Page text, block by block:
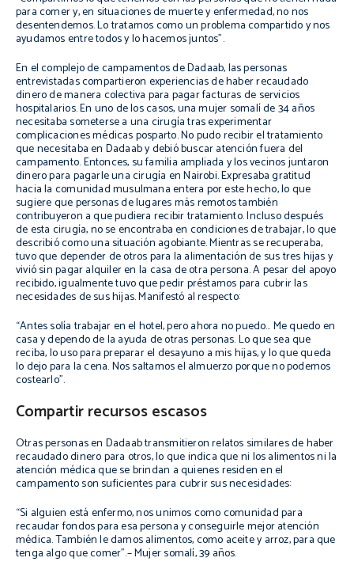
para comer y, en situaciones de muerte y enfermedad, no nos
desentendemos. Lo tratamos como un problema compartido y nos
ayudamos entre todos y lo hacemos juntos”.
En el complejo de campamentos de Dadaab, las personas
entrevistadas compartieron experiencias de haber recaudado
dinero de manera colectiva para pagar facturas de servicios
hospitalarios. En uno de los casos, una mujer somalí de 34 años
necesitaba someterse a una cirugía tras experimentar
complicaciones médicas posparto. No pudo recibir el tratamiento
que necesitaba en Dadaab y debió buscar atención fuera del
campamento. Entonces, su familia ampliada y los vecinos juntaron
dinero para pagarle una cirugía en Nairobi. Expresaba gratitud
hacia la comunidad musulmana entera por este hecho, lo que
sugiere que personas de lugares más remotos también
contribuyeron a que pudiera recibir tratamiento. Incluso después
de esta cirugía, no se encontraba en condiciones de trabajar, lo que
describió como una situación agobiante. Mientras se recuperaba,
tuvo que depender de otros para la alimentación de sus tres hijas y
vivió sin pagar alquiler en la casa de otra persona. A pesar del apoyo
recibido, igualmente tuvo que pedir préstamos para cubrir las
necesidades de sus hijas. Manifestó al respecto:
“Antes solía trabajar en el hotel, pero ahora no puedo… Me quedo en
casa y dependo de la ayuda de otras personas. Lo que sea que
reciba, lo uso para preparar el desayuno a mis hijas, y lo que queda
lo dejo para la cena. Nos saltamos el almuerzo porque no podemos
costearlo”.
Compartir recursos escasos
Otras personas en Dadaab transmitieron relatos similares de haber
recaudado dinero para otros, lo que indica que ni los alimentos ni la
atención médica que se brindan a quienes residen en el
campamento son suficientes para cubrir sus necesidades:
“Si alguien está enfermo, nos unimos como comunidad para
recaudar fondos para esa persona y conseguirle mejor atención
médica. También le damos alimentos, como aceite y arroz, para que
tenga algo que comer”.– Mujer somalí, 39 años.